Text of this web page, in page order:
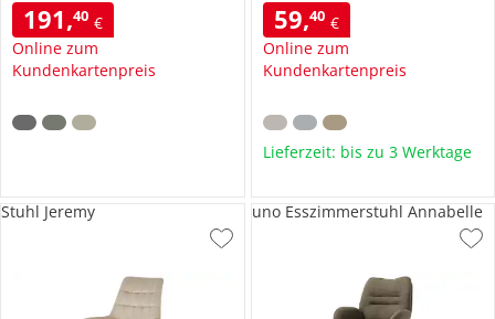
191,40 €
Online zum
Kundenkartenpreis
59,40 €
Online zum
Kundenkartenpreis
Lieferzeit: bis zu 3 Werktage
Stuhl Jeremy uno Esszimmerstuhl Annabelle